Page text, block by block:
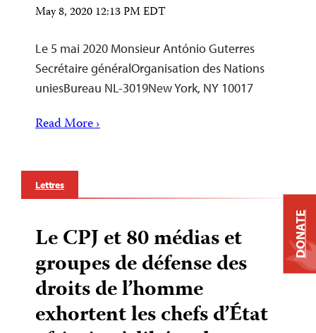
May 8, 2020 12:13 PM EDT
Le 5 mai 2020 Monsieur António Guterres
Secrétaire généralOrganisation des Nations
uniesBureau NL-3019New York, NY 10017
Read More ›
Lettres
Le CPJ et 80 médias et
groupes de défense des
droits de l’homme
exhortent les chefs d’État
DONATE